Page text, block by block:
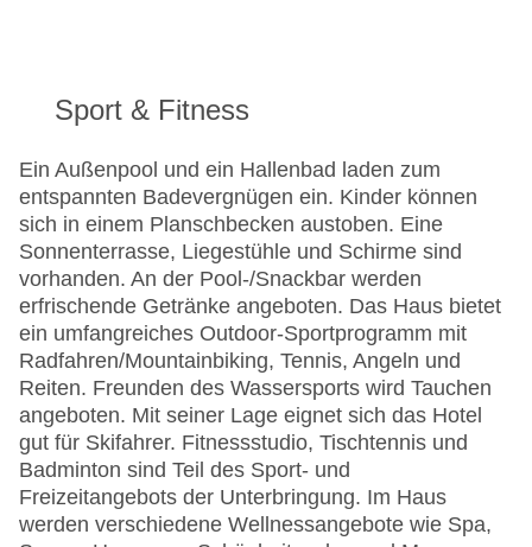
Sport & Fitness
Ein Außenpool und ein Hallenbad laden zum
entspannten Badevergnügen ein. Kinder können
sich in einem Planschbecken austoben. Eine
Sonnenterrasse, Liegestühle und Schirme sind
vorhanden. An der Pool-/Snackbar werden
erfrischende Getränke angeboten. Das Haus bietet
ein umfangreiches Outdoor-Sportprogramm mit
Radfahren/Mountainbiking, Tennis, Angeln und
Reiten. Freunden des Wassersports wird Tauchen
angeboten. Mit seiner Lage eignet sich das Hotel
gut für Skifahrer. Fitnessstudio, Tischtennis und
Badminton sind Teil des Sport- und
Freizeitangebots der Unterbringung. Im Haus
werden verschiedene Wellnessangebote wie Spa,